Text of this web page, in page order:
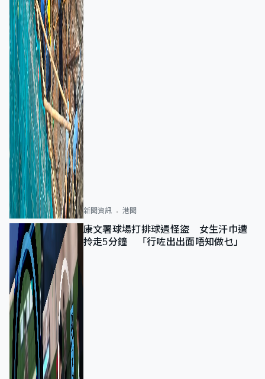
新聞資訊 港聞
康文署球場打排球遇怪盜 女生汗巾遭
拎走5分鐘 「行咗出出面唔知做乜」